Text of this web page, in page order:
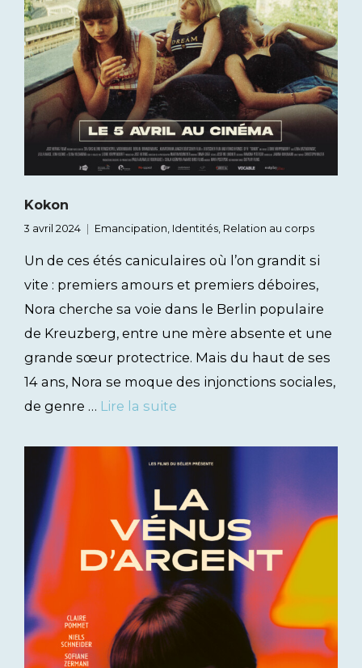
Kokon
3 avril 2024 Emancipation, Identités, Relation au corps
Un de ces étés caniculaires où l’on grandit si
vite : premiers amours et premiers déboires,
Nora cherche sa voie dans le Berlin populaire
de Kreuzberg, entre une mère absente et une
grande sœur protectrice. Mais du haut de ses
14 ans, Nora se moque des injonctions sociales,
de genre … Lire la suite